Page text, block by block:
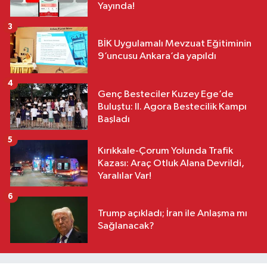
Yayında!
BİK Uygulamalı Mevzuat Eğitiminin
9’uncusu Ankara’da yapıldı
3
Genç Besteciler Kuzey Ege’de
Buluştu: II. Agora Bestecilik Kampı
Başladı
4
Kırıkkale-Çorum Yolunda Trafik
Kazası: Araç Otluk Alana Devrildi,
Yaralılar Var!
5
Trump açıkladı; İran ile Anlaşma mı
Sağlanacak?
6